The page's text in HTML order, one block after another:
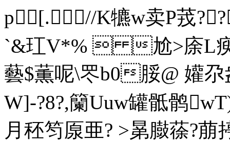
p [.//K犥w卖P茙
`&玒V*%  尬>庩L瘐
藝$薫 呢\罖b0脮@ 孉
W]-?8?,籣Uuw罐骶鹘
月秠笉 厡亜? >晜臌蒣?